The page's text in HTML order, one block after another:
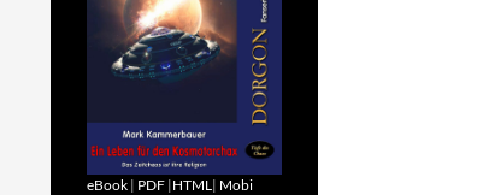
eBook | PDF |HTML | Mobi